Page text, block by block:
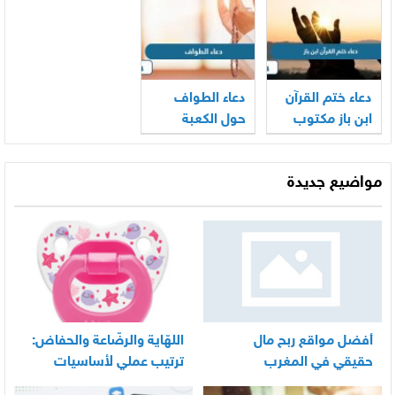
دعاء ختم القرآن
ابن باز مكتوب
دعاء الطواف
حول الكعبة
مواضيع جديدة
أفضل مواقع ربح مال
حقيقي في المغرب
اللهّاية والرضّاعة والحفاض:
ترتيب عملي لأساسيات
العناية اليومية بالرضيع